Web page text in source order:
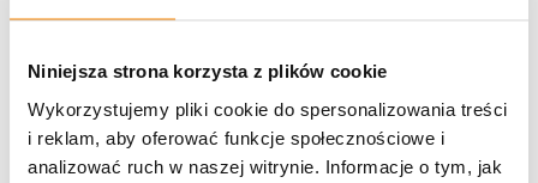
Niniejsza strona korzysta z plików cookie
Wykorzystujemy pliki cookie do spersonalizowania treści
i reklam, aby oferować funkcje społecznościowe i
analizować ruch w naszej witrynie. Informacje o tym, jak
hurtowniiPrzejdź do hurtowni B2B